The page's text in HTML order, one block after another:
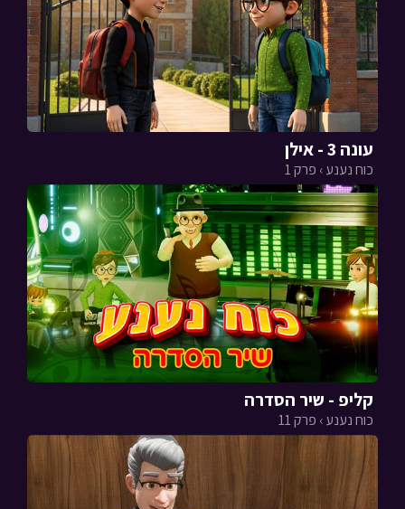
עונה 3 - אילן
כוח נענע › פרק 1
קליפ - שיר הסדרה
כוח נענע › פרק 11